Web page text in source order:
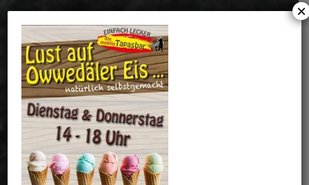
Ein Auszug unserer
hausgemachten Tapas:
Frisch zubereitete Tapas mit frischen und besten
Zutaten.
×